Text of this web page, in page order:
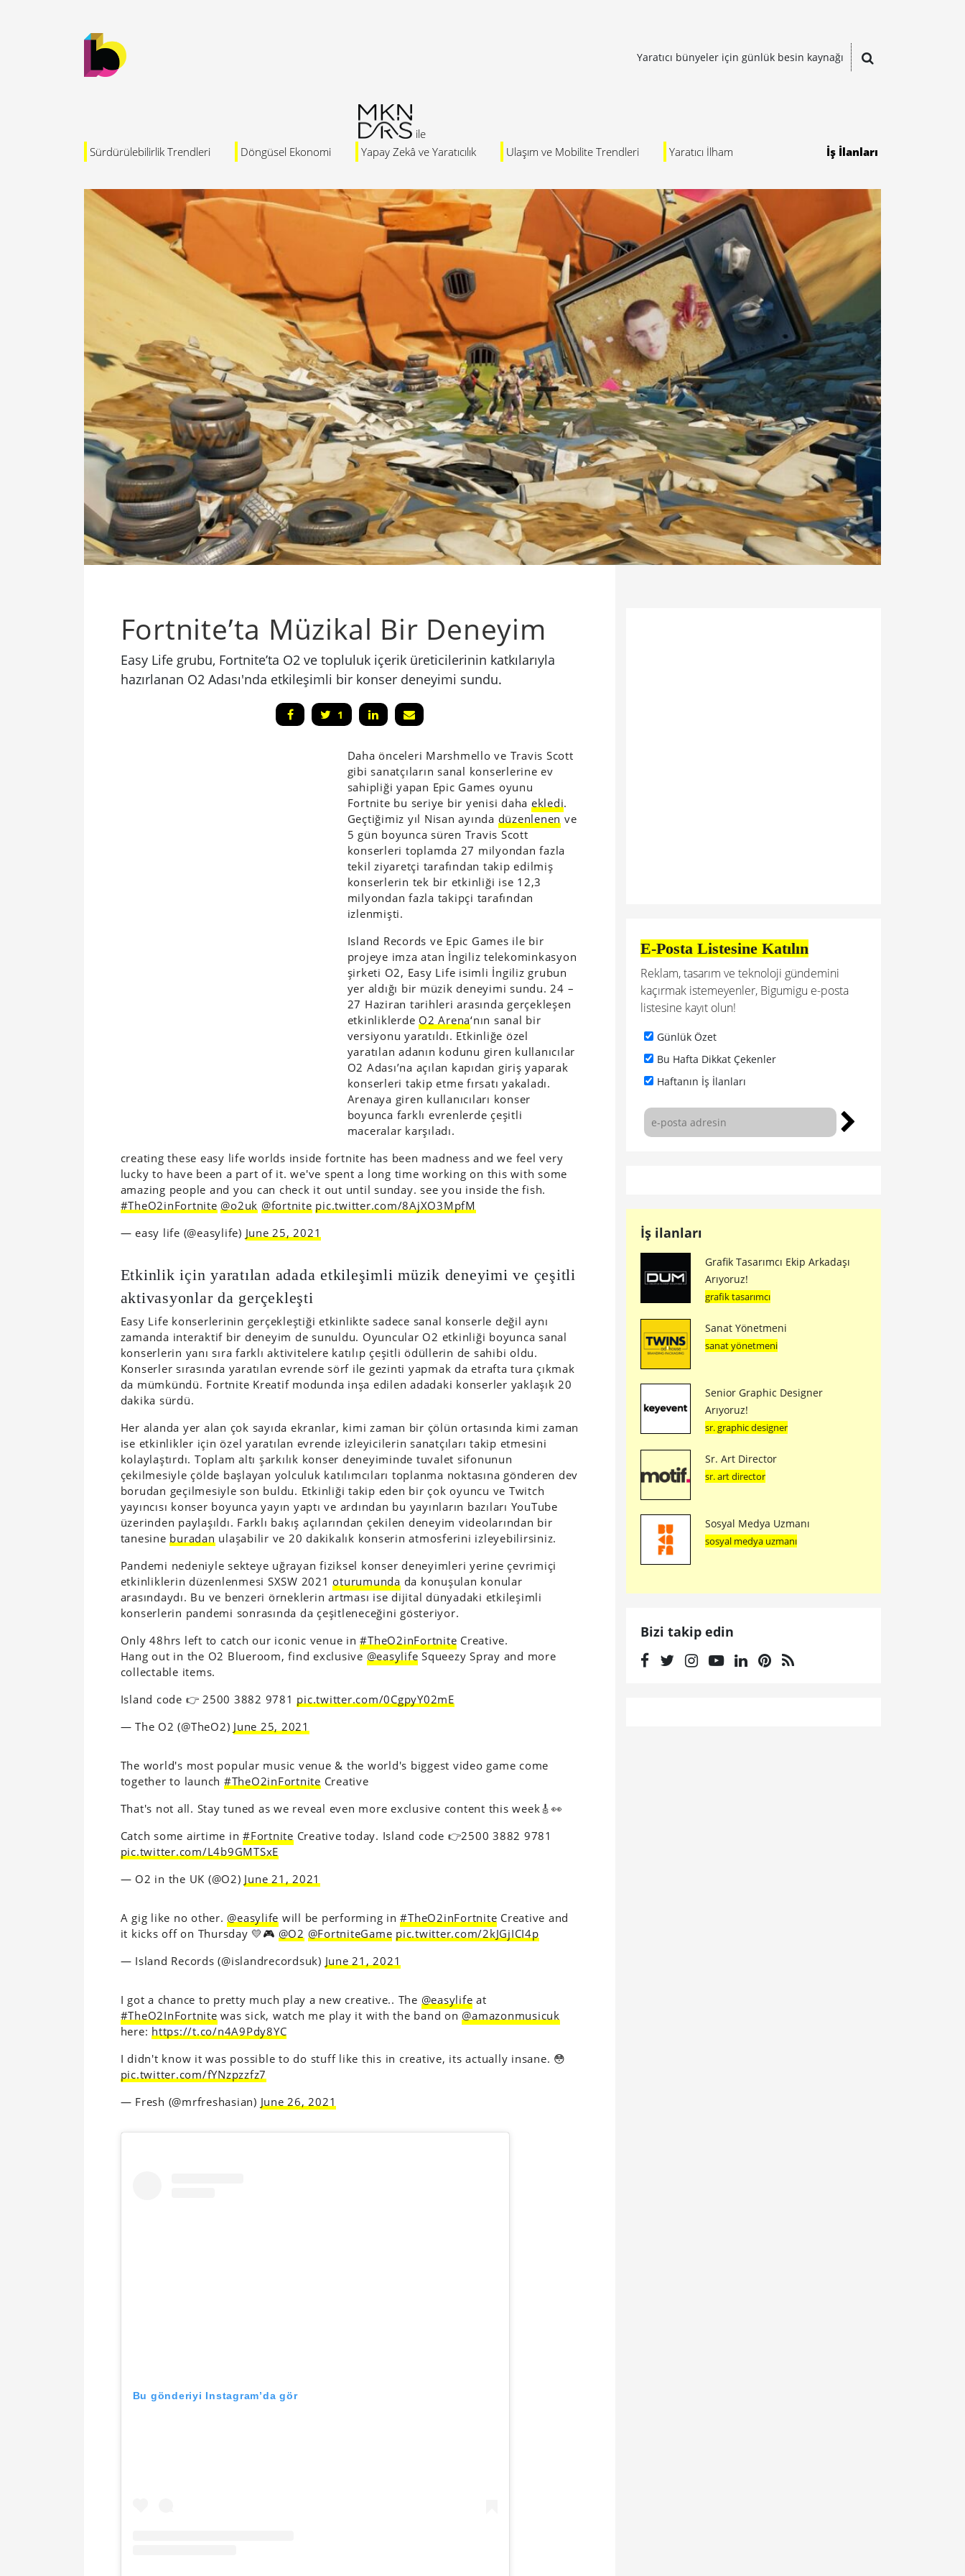
Yaratıcı bünyeler için günlük besin kaynağı
Sürdürülebilirlik Trendleri Döngüsel Ekonomi Yapay Zekâ ve Yaratıcılık Ulaşım ve Mobilite Trendleri Yaratıcı İlham İş İlanları
Fortnite’ta Müzikal Bir Deneyim
Easy Life grubu, Fortnite’ta O2 ve topluluk içerik üreticilerinin katkılarıyla
hazırlanan O2 Adası'nda etkileşimli bir konser deneyimi sundu.
1
Daha önceleri Marshmello ve Travis Scott
gibi sanatçıların sanal konserlerine ev
sahipliği yapan Epic Games oyunu
Fortnite bu seriye bir yenisi daha ekledi.
Geçtiğimiz yıl Nisan ayında düzenlenen ve
5 gün boyunca süren Travis Scott
konserleri toplamda 27 milyondan fazla
tekil ziyaretçi tarafından takip edilmiş
konserlerin tek bir etkinliği ise 12,3
milyondan fazla takipçi tarafından
izlenmişti.
Island Records ve Epic Games ile bir
projeye imza atan İngiliz telekominkasyon
şirketi O2, Easy Life isimli İngiliz grubun
yer aldığı bir müzik deneyimi sundu. 24 –
27 Haziran tarihleri arasında gerçekleşen
etkinliklerde O2 Arena‘nın sanal bir
versiyonu yaratıldı. Etkinliğe özel
yaratılan adanın kodunu giren kullanıcılar
O2 Adası’na açılan kapıdan giriş yaparak
konserleri takip etme fırsatı yakaladı.
Arenaya giren kullanıcıları konser
boyunca farklı evrenlerde çeşitli
maceralar karşıladı.
creating these easy life worlds inside fortnite has been madness and we feel very
lucky to have been a part of it. we've spent a long time working on this with some
amazing people and you can check it out until sunday. see you inside the fish.
#TheO2inFortnite @o2uk @fortnite pic.twitter.com/8AjXO3MpfM
— easy life (@easylife) June 25, 2021
Etkinlik için yaratılan adada etkileşimli müzik deneyimi ve çeşitli
aktivasyonlar da gerçekleşti
Easy Life konserlerinin gerçekleştiği etkinlikte sadece sanal konserle değil aynı
zamanda interaktif bir deneyim de sunuldu. Oyuncular O2 etkinliği boyunca sanal
konserlerin yanı sıra farklı aktivitelere katılıp çeşitli ödüllerin de sahibi oldu.
Konserler sırasında yaratılan evrende sörf ile gezinti yapmak da etrafta tura çıkmak
da mümkündü. Fortnite Kreatif modunda inşa edilen adadaki konserler yaklaşık 20
dakika sürdü.
Her alanda yer alan çok sayıda ekranlar, kimi zaman bir çölün ortasında kimi zaman
ise etkinlikler için özel yaratılan evrende izleyicilerin sanatçıları takip etmesini
kolaylaştırdı. Toplam altı şarkılık konser deneyiminde tuvalet sifonunun
çekilmesiyle çölde başlayan yolculuk katılımcıları toplanma noktasına gönderen dev
borudan geçilmesiyle son buldu. Etkinliği takip eden bir çok oyuncu ve Twitch
yayıncısı konser boyunca yayın yaptı ve ardından bu yayınların bazıları YouTube
üzerinden paylaşıldı. Farklı bakış açılarından çekilen deneyim videolarından bir
tanesine buradan ulaşabilir ve 20 dakikalık konserin atmosferini izleyebilirsiniz.
Pandemi nedeniyle sekteye uğrayan fiziksel konser deneyimleri yerine çevrimiçi
etkinliklerin düzenlenmesi SXSW 2021oturumunda da konuşulan konular
arasındaydı. Bu ve benzeri örneklerin artması ise dijital dünyadaki etkileşimli
konserlerin pandemi sonrasında da çeşitleneceğini gösteriyor.
Only 48hrs left to catch our iconic venue in#TheO2inFortnite Creative.
Hang out in the O2 Blueroom, find exclusive @easylife Squeezy Spray and more
collectable items.
Island code 👉 2500 3882 9781 pic.twitter.com/0CgpyY02mE
— The O2 (@TheO2) June 25, 2021
The world's most popular music venue & the world's biggest video game come
together to launch #TheO2inFortnite Creative
That's not all. Stay tuned as we reveal even more exclusive content this week🎸👀
Catch some airtime in#Fortnite Creative today. Island code 👉2500 3882 9781
pic.twitter.com/L4b9GMTSxE
— O2 in the UK (@O2) June 21, 2021
A gig like no other. @easylife will be performing in#TheO2inFortnite Creative and
it kicks off on Thursday 💛🎮 @O2 @FortniteGame pic.twitter.com/2kJGjICI4p
— Island Records (@islandrecordsuk) June 21, 2021
I got a chance to pretty much play a new creative.. The @easylife at
#TheO2InFortnite was sick, watch me play it with the band on @amazonmusicuk
here: https://t.co/n4A9Pdy8YC
I didn't know it was possible to do stuff like this in creative, its actually insane. 😳
pic.twitter.com/fYNzpzzfz7
— Fresh (@mrfreshasian) June 26, 2021
Bu gönderiyi Instagram’da gör
E-Posta Listesine Katılın
Reklam, tasarım ve teknoloji gündemini
kaçırmak istemeyenler, Bigumigu e-posta
listesine kayıt olun!
Günlük Özet
Bu Hafta Dikkat Çekenler
Haftanın İş İlanları
İş ilanları
Grafik Tasarımcı Ekip Arkadaşı
Arıyoruz!
grafik tasarımcı
Sanat Yönetmeni
sanat yönetmeni
Senior Graphic Designer
Arıyoruz!
sr. graphic designer
Sr. Art Director
sr. art director
Sosyal Medya Uzmanı
sosyal medya uzmanı
Bizi takip edin